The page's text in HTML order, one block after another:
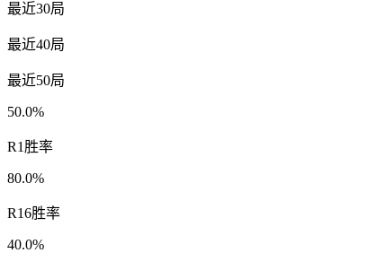
最近30局
最近40局
最近50局
50.0%
R1胜率
80.0%
R16胜率
40.0%